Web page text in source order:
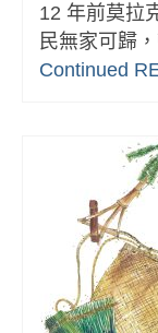
12 年前莫拉
民無家可歸
Continued